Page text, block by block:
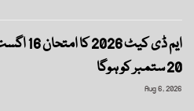
ایم ڈی کیٹ
20 ستمبر کو ہوگا
Aug 6, 2026